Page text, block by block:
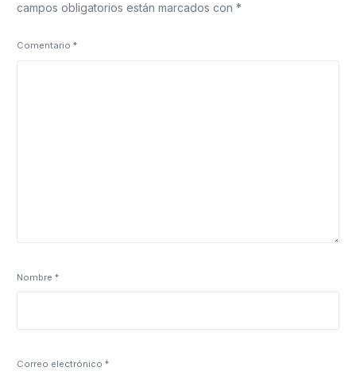
campos obligatorios están marcados con*
Comentario*
Nombre*
Correo electrónico*